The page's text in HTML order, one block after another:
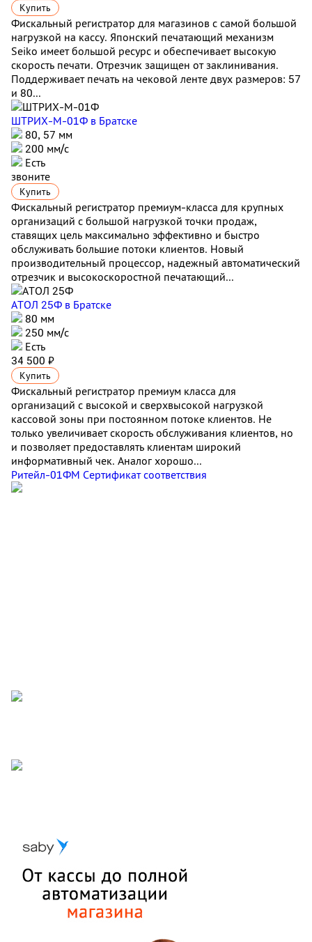
Купить
Фискальный регистратор для магазинов с самой большой
нагрузкой на кассу. Японский печатающий механизм
Seiko имеет большой ресурс и обеспечивает высокую
скорость печати. Отрезчик защищен от заклинивания.
Поддерживает печать на чековой ленте двух размеров: 57
и 80...
ШТРИХ-М-01Ф в Братске
80, 57 мм
200 мм/с
Есть
звоните
Купить
Фискальный регистратор премиум-класса для крупных
организаций с большой нагрузкой точки продаж,
ставящих цель максимально эффективно и быстро
обслуживать большие потоки клиентов. Новый
производительный процессор, надежный автоматический
отрезчик и высокоскоростной печатающий...
АТОЛ 25Ф в Братске
80 мм
250 мм/с
Есть
34 500 ₽
Купить
Фискальный регистратор премиум класса для
организаций с высокой и сверхвысокой нагрузкой
кассовой зоны при постоянном потоке клиентов. Не
только увеличивает скорость обслуживания клиентов, но
и позволяет предоставлять клиентам широкий
информативный чек. Аналог хорошо...
Ритейл-01ФМ Сертификат соответствия